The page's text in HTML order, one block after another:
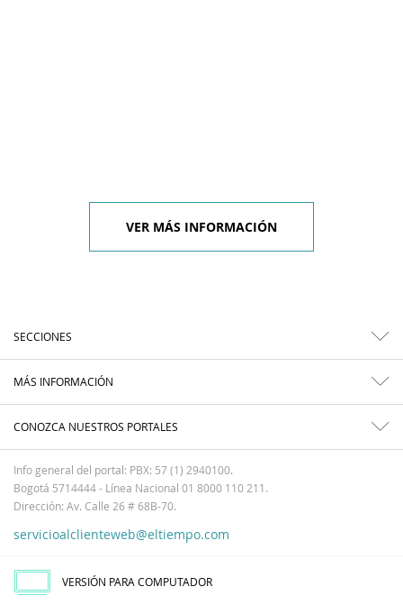
VER MÁS INFORMACIÓN
SECCIONES
MÁS INFORMACIÓN
CONOZCA NUESTROS PORTALES
Info general del portal: PBX: 57 (1) 2940100.
Bogotá 5714444 - Línea Nacional 01 8000 110 211.
Dirección: Av. Calle 26 # 68B-70.
servicioalclienteweb@eltiempo.com
VERSIÓN PARA COMPUTADOR